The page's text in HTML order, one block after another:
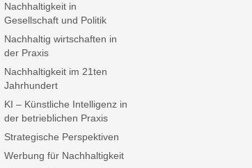
Nachhaltigkeit in
Gesellschaft und Politik
Nachhaltig wirtschaften in
der Praxis
Nachhaltigkeit im 21ten
Jahrhundert
KI – Künstliche Intelligenz in
der betrieblichen Praxis
Strategische Perspektiven
Werbung für Nachhaltigkeit